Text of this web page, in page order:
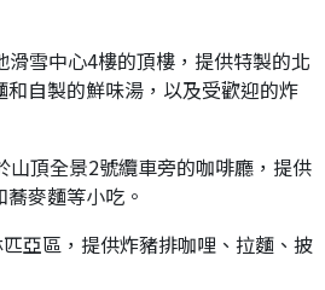
滑雪中心4樓的頂樓，提供特製的北
自製的鮮味湯，以及受歡迎的炸
山頂全景2號纜車旁的咖啡廳，提供
麥麵等小吃。
亞區，提供炸豬排咖哩、拉麵、披